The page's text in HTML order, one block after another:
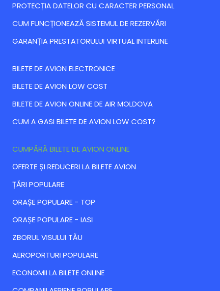
PROTECȚIA DATELOR CU CARACTER PERSONAL
CUM FUNCȚIONEAZĂ SISTEMUL DE REZERVĂRI
GARANȚIA PRESTATORULUI VIRTUAL INTERLINE
BILETE DE AVION ELECTRONICE
BILETE DE AVION LOW COST
BILETE DE AVION ONLINE DE AIR MOLDOVA
CUM A GASI BILETE DE AVION LOW COST?
CUMPĂRĂ BILETE DE AVION ONLINE
ОFERTE ȘI REDUCERI LA BILETE AVION
ȚĂRI POPULARE
ORAȘE POPULARE - TOP
ORAȘE POPULARE - IASI
ZBORUL VISULUI TĂU
AEROPORTURI POPULARE
ECONOMII LA BILETE ONLINE